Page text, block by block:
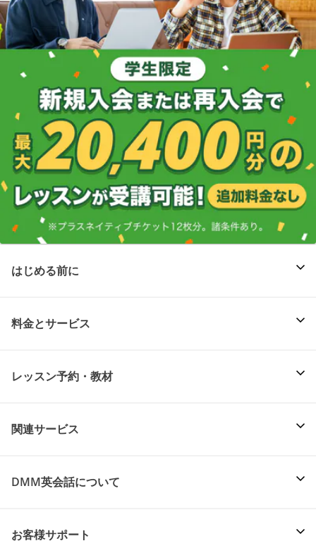
はじめる前に
料金とサービス
レッスン予約・教材
関連サービス
DMM英会話について
お客様サポート